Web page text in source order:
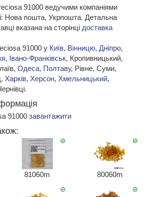
91000 ведучими компаніями
Нова пошта, Укрпошта. Детальна
вказана на сторінці доставка
91000 у Київ, Вінницю, Дніпро,
, Івано-Франківськ, Кропивницький,
Одеса, Полтаву, Рівне, Суми,
Харків, Херсон, Хмельницький,
91000 завантажити
81060m 80060m